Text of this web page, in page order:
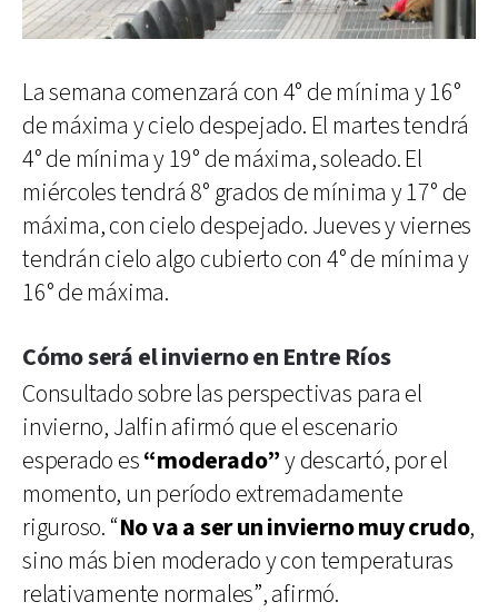
La semana comenzará con 4° de mínima y 16°
de máxima y cielo despejado. El martes tendrá
4° de mínima y 19° de máxima, soleado. El
miércoles tendrá 8° grados de mínima y 17° de
máxima, con cielo despejado. Jueves y viernes
tendrán cielo algo cubierto con 4° de mínima y
16° de máxima.
Cómo será el invierno en Entre Ríos
Consultado sobre las perspectivas para el
invierno, Jalfin afirmó que el escenario
esperado es“moderado”y descartó, por el
momento, un período extremadamente
riguroso. “No va a ser un invierno muy crudo,
sino más bien moderado y con temperaturas
relativamente normales”, afirmó.